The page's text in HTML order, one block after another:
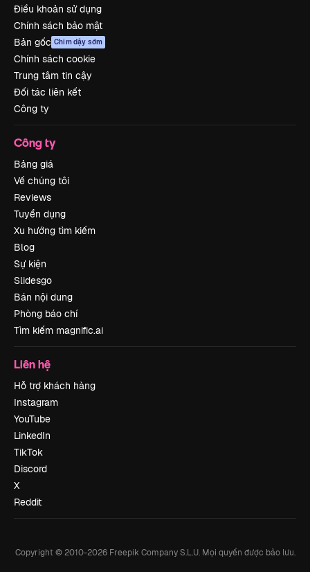
Điều khoản sử dụng
Chính sách bảo mật
Bản gốc Chim dậy sớm
Chính sách cookie
Trung tâm tin cậy
Đối tác liên kết
Công ty
Công ty
Bảng giá
Về chúng tôi
Reviews
Tuyển dụng
Xu hướng tìm kiếm
Blog
Sự kiện
Slidesgo
Bán nội dung
Phòng báo chí
Tìm kiếm magnific.ai
Liên hệ
Hỗ trợ khách hàng
Instagram
YouTube
LinkedIn
TikTok
Discord
X
Reddit
Copyright © 2010-2026Freepik Company S.L.U. Mọi quyền được bảo lưu.